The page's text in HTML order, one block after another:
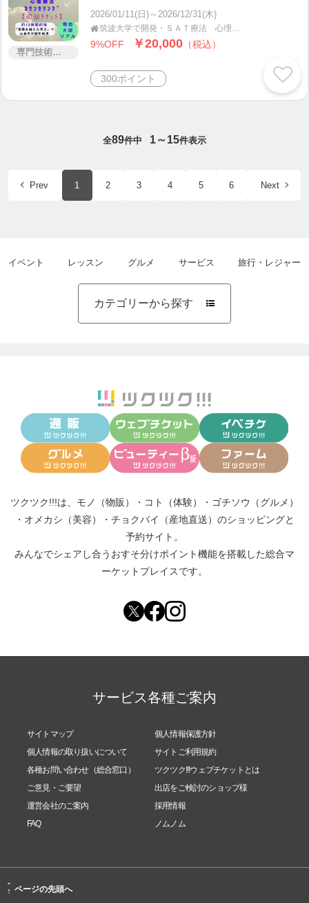
専門技術サービス
後のセッションで心身の不調を解決する心
理カウンセリング
2026/01/11(日)～2026/12/31(木)

9%OFF ￥20,000 （税込）
300ポイント
全89件中 1～15件表示
Prev 1 2 3 4 5 6 Next
イベント レッスン グルメ サービス 旅行・レジャー
カテゴリーから探す 
ツクツク!!!は、 モノ（物販） ・ コト（体験） ・ ゴチソウ（グルメ）
・ オメカシ（美容） ・ チョクバイ（産地直送） のショッピングと
予約サイト。
みんなでシェアし合う おすそ分けポイント機能を搭載した総合マ
ーケットプレイスです。
サービス各種ご案内
サイトマップ
個人情報保護方針
個人情報の取り扱いについて
サイトご利用規約
各種お問い合わせ（総合窓口）
ツクツク!!!ウェブチケットとは
ご意見・ご要望
出店をご検討のショップ様
運営会社のご案内
採用情報
FAQ
ノムノム
-
↑ ページの先頭へ